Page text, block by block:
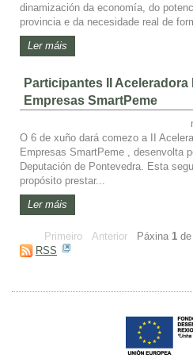
dinamización da economía, do
provincia e da necesidade real de
Ler máis
Participantes II
Empresas SmartPeme
O 6 de xuño dará comezo a II
Empresas SmartPeme , desenvolta
Deputación de Pontevedra. Esta
propósito prestar...
Ler máis
Primeiro Anterior Páxina 1 de
RSS